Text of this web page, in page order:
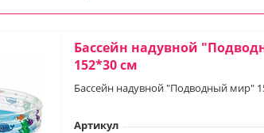
Бассейн надувной
152*30 см
Бассейн надувной "Подводный мир"
Артикул